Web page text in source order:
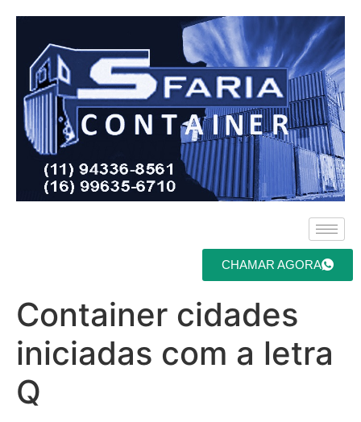
CHAMAR AGORA
Container cidades
iniciadas com a letra
Q